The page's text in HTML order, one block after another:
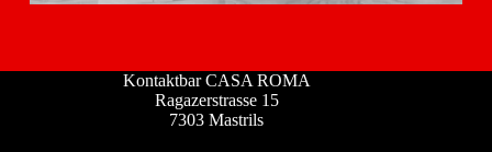
Kontaktbar CASA ROMA
Ragazerstrasse 15
7303 Mastrils